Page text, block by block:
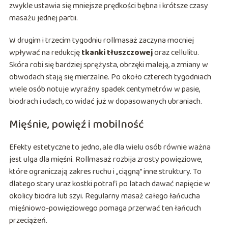
zwykle ustawia się mniejsze prędkości bębna i krótsze czasy
masażu jednej partii.
W drugim i trzecim tygodniu rollmasaż zaczyna mocniej
wpływać na redukcjętkanki tłuszczowejoraz cellulitu.
Skóra robi się bardziej sprężysta, obrzęki maleją, a zmiany w
obwodach stają się mierzalne. Po około czterech tygodniach
wiele osób notuje wyraźny spadek centymetrów w pasie,
biodrach i udach, co widać już w dopasowanych ubraniach.
Mięśnie, powięź i mobilność
Efekty estetyczne to jedno, ale dla wielu osób równie ważna
jest ulga dla mięśni. Rollmasaż rozbija zrosty powięziowe,
które ograniczają zakres ruchu i „ciągną” inne struktury. To
dlatego stary uraz kostki potrafi po latach dawać napięcie w
okolicy biodra lub szyi. Regularny masaż całego łańcucha
mięśniowo-powięziowego pomaga przerwać ten łańcuch
przeciążeń.